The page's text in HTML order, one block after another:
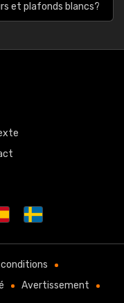
et plafonds blancs?
Avertissement